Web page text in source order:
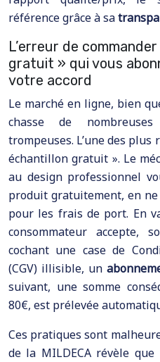
référence grâce à sa
L’erreur de
gratuit » qui vous
votre accord
Le marché en ligne, bien
chasse de nombreuses
trompeuses. L’une des plus
échantillon gratuit ». Le
au design professionnel
produit gratuitement, en
pour les frais de port. En
consommateur accepte,
cochant une case de
(CGV) illisible, un
suivant, une somme
80€, est prélevée
Ces pratiques sont
de la MILDECA révèle que